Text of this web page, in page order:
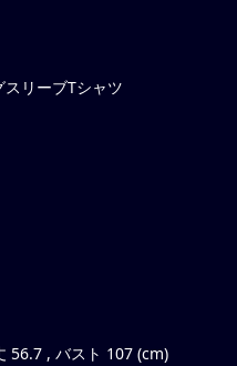
リーブTシャツ
56.7 , バスト 107 (cm)